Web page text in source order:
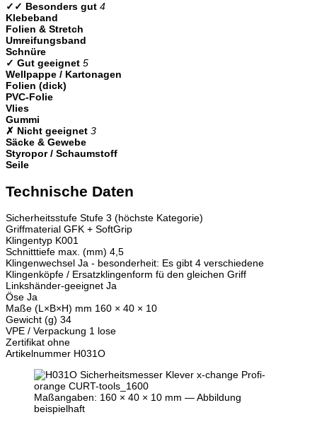
✓✓ Besonders gut 4
Klebeband
Folien & Stretch
Umreifungsband
Schnüre
✓ Gut geeignet 5
Wellpappe / Kartonagen
Folien (dick)
PVC-Folie
Vlies
Gummi
✗ Nicht geeignet 3
Säcke & Gewebe
Styropor / Schaumstoff
Seile
Technische Daten
Sicherheitsstufe Stufe 3 (höchste Kategorie)
Griffmaterial GFK + SoftGrip
Klingentyp K001
Schnitttiefe max. (mm) 4,5
Klingenwechsel Ja - besonderheit: Es gibt 4 verschiedene
Klingenköpfe / Ersatzklingenform fü den gleichen Griff
Linkshänder-geeignet Ja
Öse Ja
Maße (L×B×H) mm 160 × 40 × 10
Gewicht (g) 34
VPE / Verpackung 1 lose
Zertifikat ohne
Artikelnummer H031O
Maßangaben: 160 × 40 × 10 mm — Abbildung
beispielhaft